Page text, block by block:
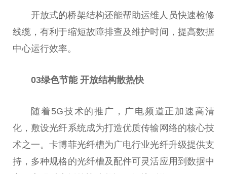
开放式的桥架结构还能帮助运维人员快速检修
线缆，有利于缩短故障排查及维护时间，提高数据
中心运行效率。
03绿色节能 开放结构散热快
随着5G技术的推广，广电频道正加速高清
化，敷设光纤系统成为打造优质传输网络的核心技
术之一。卡博菲光纤槽为广电行业光纤升级提供支
持，多种规格的光纤槽及配件可灵活应用到数据中